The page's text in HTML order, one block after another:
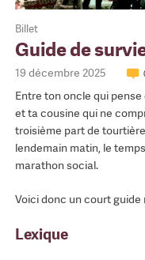
Billet
Guide de
19 décembre 2025
Entre ton oncle qui
et ta cousine qui ne
troisième part de
lendemain matin, le
marathon social.
Voici donc un court guide
Lexique